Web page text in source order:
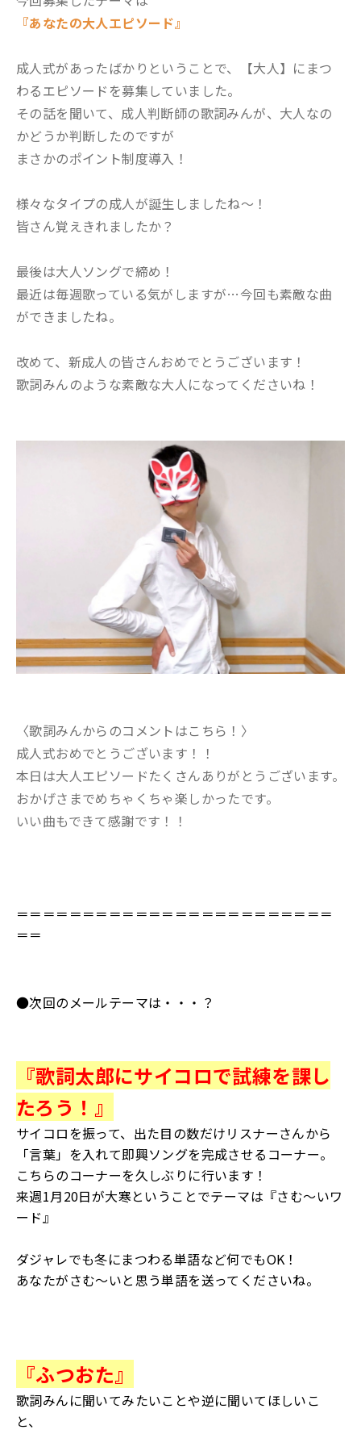
『あなたの大人エピソード』
成人式があったばかりということで、【大人】にまつ
わるエピソードを募集していました。
その話を聞いて、成人判断師の歌詞みんが、大人なの
かどうか判断したのですが
まさかのポイント制度導入！
様々なタイプの成人が誕生しましたね～！
皆さん覚えきれましたか？
最後は大人ソングで締め！
最近は毎週歌っている気がしますが…今回も素敵な曲
ができましたね。
改めて、新成人の皆さんおめでとうございます！
歌詞みんのような素敵な大人になってくださいね！
〈歌詞みんからのコメントはこちら！〉
成人式おめでとうございます！！
本日は大人エピソードたくさんありがとうございます。
おかげさまでめちゃくちゃ楽しかったです。
いい曲もできて感謝です！！
＝＝＝＝＝＝＝＝＝＝＝＝＝＝＝＝＝＝＝＝＝＝＝＝
＝＝
●次回のメールテーマは・・・？
『歌詞太郎にサイコロで試練を課し
たろう！』
サイコロを振って、出た目の数だけリスナーさんから
「言葉」を入れて即興ソングを完成させるコーナー。
こちらのコーナーを久しぶりに行います！
来週1月20日が大寒ということでテーマは『さむ〜いワ
ード』
ダジャレでも冬にまつわる単語など何でもOK！
あなたがさむ〜いと思う単語を送ってくださいね。
『ふつおた』
歌詞みんに聞いてみたいことや逆に聞いてほしいこ
と、